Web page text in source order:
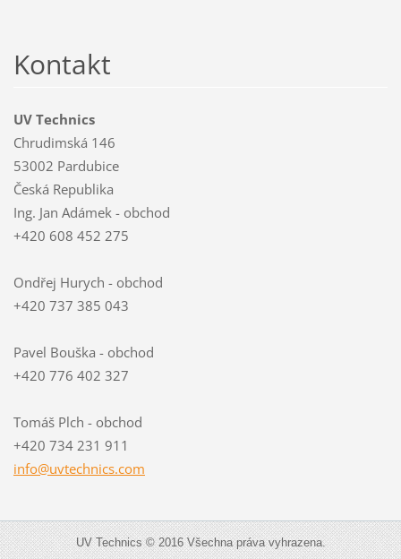
Kontakt
UV Technics
Chrudimská 146
53002 Pardubice
Česká Republika
Ing. Jan Adámek - obchod
+420 608 452 275
Ondřej Hurych - obchod
+420 737 385 043
Pavel Bouška - obchod
+420 776 402 327
Tomáš Plch - obchod
+420 734 231 911
info@uvtechnics.com
UV Technics © 2016 Všechna práva vyhrazena.